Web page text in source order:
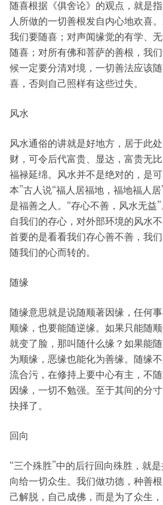
随喜根据《俱舍论》的观点，就是
人所做的一切善根发自内心地欢喜
我们要随喜；对声闻缘觉的有学、
随喜；对所有佛和菩萨的善根，我
候一定要分清对境，一切善法应该
喜，否则自己照样有这些过失。
风水
风水通俗的讲就是好地方，居于此
财，可令后代富贵、显达，富贵无
福禄延绵。风水并不是绝对的，是
本”古人说“福人居福地，福地福人
是福善之人。“存心不善，风水无益
自我们的存心，对外部环境的风水
首要的是看看我们存心善不善，我
随我们的心而转的。
随缘
随缘意思就是说随顺著因缘，任何
顺缘，也要能随逆缘。如果只能随
就变了脸，那叫随什么缘？如果能
为顺缘，恶缘也能化为善缘。随缘
流合污，在修持上要中心有主，不
因缘，一切不勉强。至于其间的分
抉择了。
回向
“三个殊胜”中的后行回向殊胜，就
向给一切众生。我们做功德，种善
己解脱，自己成佛，而是为了众生